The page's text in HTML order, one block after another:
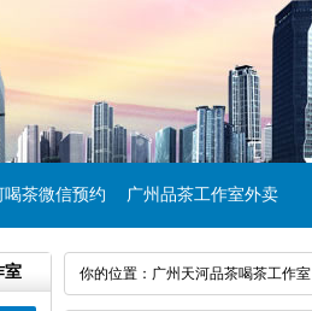
喝茶微信预约 广州品茶工作室外卖
室 你的位置： 广州天河品茶喝茶工作室